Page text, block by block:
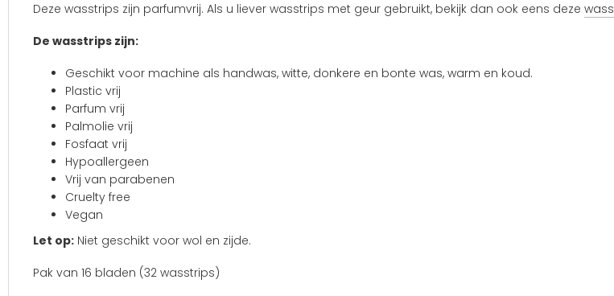
Deze wasstrips zijn parfumvrij. Als u liever wasstrips met geur gebruikt, bekijk dan ook eens deze
De wasstrips zijn:
Geschikt voor machine als handwas, witte, donkere en bonte was, warm en koud.
Plastic vrij
Parfum vrij
Palmolie vrij
Fosfaat vrij
Hypoallergeen
Vrij van parabenen
Cruelty free
Vegan
Let op: Niet geschikt voor wol en zijde.
Pak van 16 bladen (32 wasstrips)